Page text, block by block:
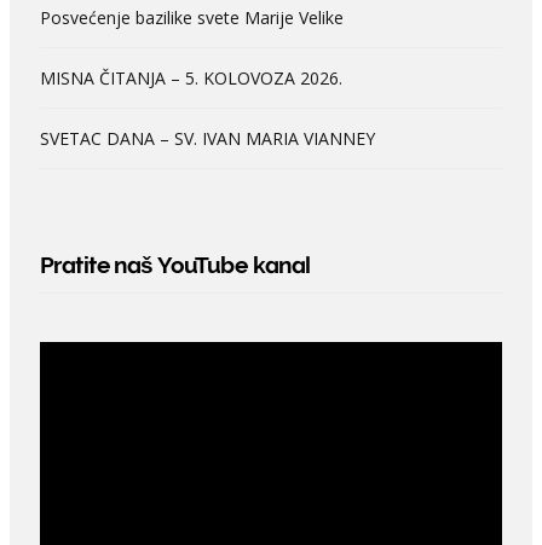
Posvećenje bazilike svete Marije Velike
MISNA ČITANJA – 5. KOLOVOZA 2026.
SVETAC DANA – SV. IVAN MARIA VIANNEY
Pratite naš YouTube kanal